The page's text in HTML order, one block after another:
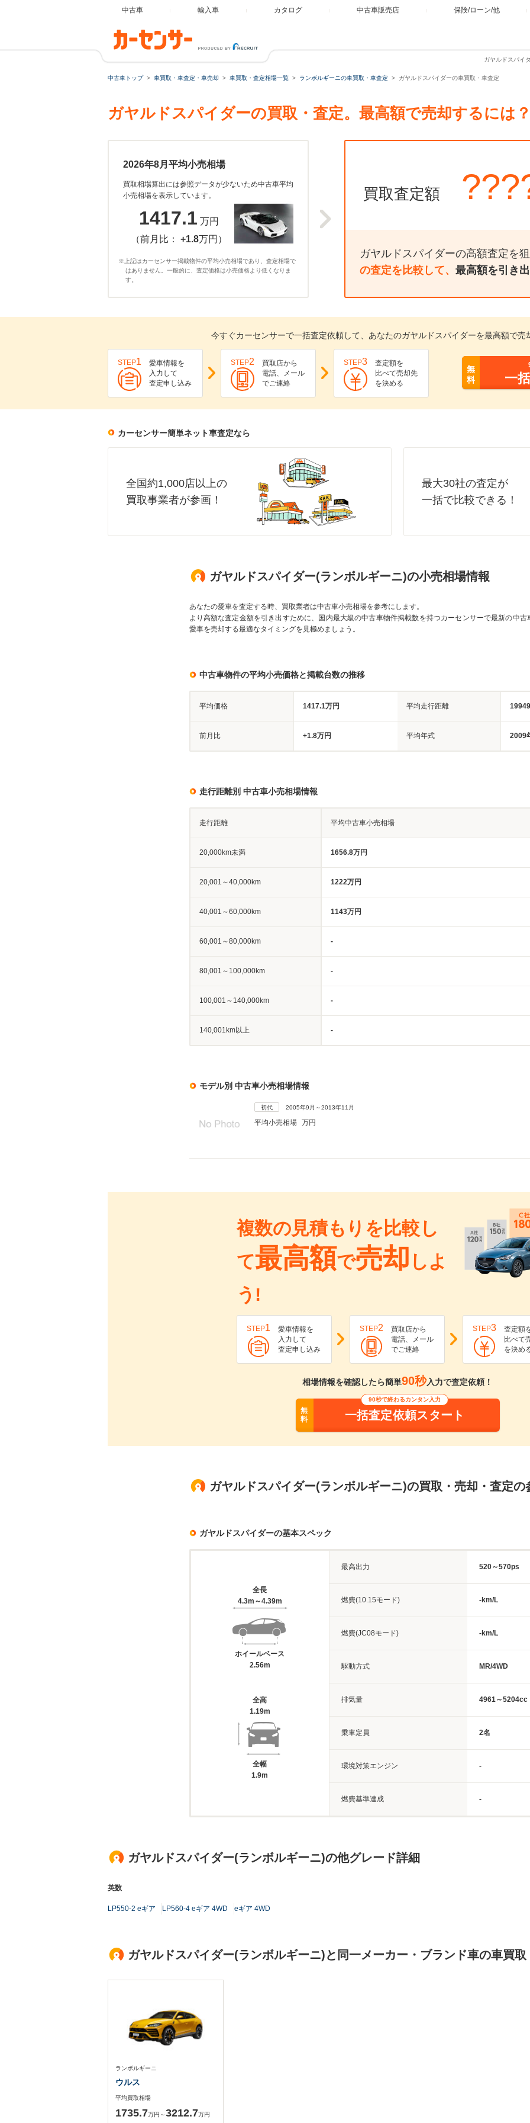
中古車 輸入車 カタログ 中古車販売店 保険/ローン/他
ガヤルドスパイ
中古車トップ 車買取・車査定・車売却 車買取・査定相場一覧 ランボルギーニの車買取・車査定 ガヤルドスパイダーの車買取・車査定
ガヤルドスパイダーの買取・査定。最高額で売却するには？
2026年8月平均小売相場
買取相場算出には参照データが少ないため中古車平均
小売相場を表示しています。
1417.1 万円
（前月比： +1.8万円）
※上記はカーセンサー掲載物件の平均小売相場であり、査定相場で
はありません。一般的に、査定価格は小売価格より低くなりま
す。
買取査定額
ガヤルドスパイダーの高額査定を狙
の査定を比較して、 最高額を引き
今すぐカーセンサーで一括査定依頼して、あなたのガヤルドスパイダーを最高額で売
STEP1
愛車情報を
入力して
査定申し込み
STEP2
買取店から
電話、メール
でご連絡
STEP3
査定額を
比べて売却先
を決める
無
料
一
カーセンサー簡単ネット車査定なら
全国約1,000店以上の
買取事業者が参画！
最大30社の査定が
一括で比較できる！
ガヤルドスパイダー(ランボルギーニ)の小売相場情報
あなたの愛車を査定する時、買取業者は中古車小売相場を参考にします。
より高額な査定金額を引き出すために、国内最大級の中古車物件掲載数を持つカーセンサーで最新の中古
愛車を売却する最適なタイミングを見極めましょう。
中古車物件の平均小売価格と掲載台数の推移
平均価格 1417.1万円 平均走行距離
前月比 +1.8万円 平均年式 2009
走行距離別 中古車小売相場情報
走行距離 平均中古車小売相場
20,000km未満 1656.8万円
20,001～40,000km 1222万円
40,001～60,000km 1143万円
60,001～80,000km -
80,001～100,000km -
100,001～140,000km -
140,001km以上 -
モデル別 中古車小売相場情報
初代 2005年9月～2013年11月
平均小売相場 万円
複数の見積もりを比較し
て最高額で売却 しよ
う!
STEP1
愛車情報を
入力して
査定申し込み
STEP2
買取店から
電話、メール
でご連絡
STEP3
査定額
比べて
を決め
相場情報を確認したら簡単90秒入力で査定依頼！
無
料
90秒で終わるカンタン入力
一括査定依頼スタート
ガヤルドスパイダー(ランボルギーニ)の買取・売却・査定の
ガヤルドスパイダーの基本スペック
全長
4.3m～4.39m
ホイールベース
2.56m
全高
1.19m
全幅
1.9m
最高出力 520～570ps
燃費(10.15モード) -km/L
燃費(JC08モード) -km/L
駆動方式 MR/4WD
排気量 4961～5204cc
乗車定員 2名
環境対策エンジン -
燃費基準達成 -
ガヤルドスパイダー(ランボルギーニ)の他グレード詳細
英数
LP550-2 eギア LP560-4 eギア 4WD eギア 4WD
ガヤルドスパイダー(ランボルギーニ)と同一メーカー・ブランド車の車買
ランボルギーニ
ウルス
平均買取相場
1735.7万円～3212.7万円